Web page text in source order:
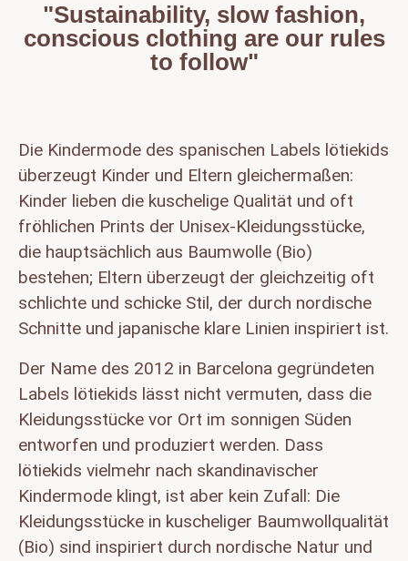
"Sustainability, slow fashion,
conscious clothing are our rules
to follow"
Die Kindermode des spanischen Labels lötiekids
überzeugt Kinder und Eltern gleichermaßen:
Kinder lieben die kuschelige Qualität und oft
fröhlichen Prints der Unisex-Kleidungsstücke,
die hauptsächlich aus Baumwolle (Bio)
bestehen; Eltern überzeugt der gleichzeitig oft
schlichte und schicke Stil, der durch nordische
Schnitte und japanische klare Linien inspiriert ist.
Der Name des 2012 in Barcelona gegründeten
Labels lötiekids lässt nicht vermuten, dass die
Kleidungsstücke vor Ort im sonnigen Süden
entworfen und produziert werden. Dass
lötiekids vielmehr nach skandinavischer
Kindermode klingt, ist aber kein Zufall: Die
Kleidungsstücke in kuscheliger Baumwollqualität
(Bio) sind inspiriert durch nordische Natur und